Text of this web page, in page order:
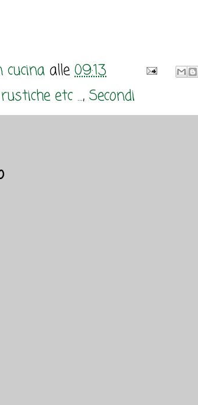
alle 09:13
etc ..., Secondi